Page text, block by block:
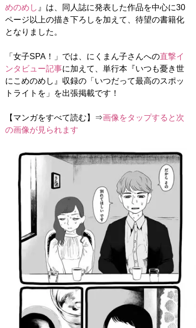
めのめし 』は、同人誌に発表した作品を中心に30
ページ以上の描き下ろしを加えて、待望の書籍化
となりました。
「女子SPA！」では、にくまん子さんへの直撃イ
ンタビュー記事に加えて、単行本『いつも憂き世
にこめのめし』収録の「いつだって最高のスポッ
トライトを」を出張掲載です！
【マンガをすべて読む】⇒画像をタップすると次
の画像が見られます